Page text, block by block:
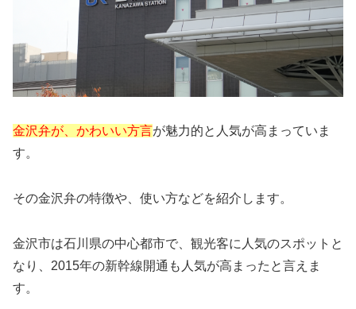
金沢弁が、かわいい方言が魅力的と人気が高まっていま
す。
その金沢弁の特徴や、使い方などを紹介します。
金沢市は石川県の中心都市で、観光客に人気のスポットと
なり、2015年の新幹線開通も人気が高まったと言えま
す。